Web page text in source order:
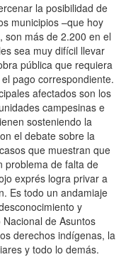
la posibilidad de
municipios –que hoy
son más de 2.200 en el
sea muy difícil llevar
pública que requiera
pago correspondiente.
afectados son los
campesinas e
sosteniendo la
el debate sobre la
que muestran que
problema de falta de
exprés logra privar a
Es todo un andamiaje
y
de Asuntos
derechos indígenas, la
y todo lo demás.